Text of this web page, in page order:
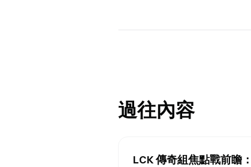
過往內容
LCK 傳奇組焦點戰前瞻